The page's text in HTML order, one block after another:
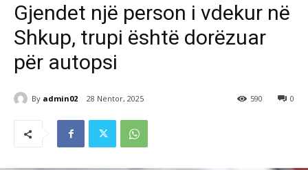
Gjendet një person i vdekur në
Shkup, trupi është dorëzuar
për autopsi
By admin02 28 Nëntor, 2025 0
590